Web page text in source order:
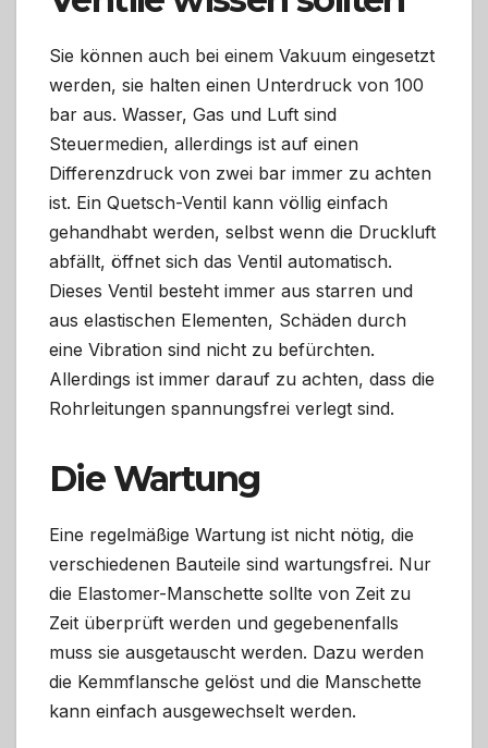
Sie können auch bei einem Vakuum eingesetzt
werden, sie halten einen Unterdruck von 100
bar aus. Wasser, Gas und Luft sind
Steuermedien, allerdings ist auf einen
Differenzdruck von zwei bar immer zu achten
ist. Ein Quetsch-Ventil kann völlig einfach
gehandhabt werden, selbst wenn die Druckluft
abfällt, öffnet sich das Ventil automatisch.
Dieses Ventil besteht immer aus starren und
aus elastischen Elementen, Schäden durch
eine Vibration sind nicht zu befürchten.
Allerdings ist immer darauf zu achten, dass die
Rohrleitungen spannungsfrei verlegt sind.
Die Wartung
Eine regelmäßige Wartung ist nicht nötig, die
verschiedenen Bauteile sind wartungsfrei. Nur
die Elastomer-Manschette sollte von Zeit zu
Zeit überprüft werden und gegebenenfalls
muss sie ausgetauscht werden. Dazu werden
die Kemmflansche gelöst und die Manschette
kann einfach ausgewechselt werden.